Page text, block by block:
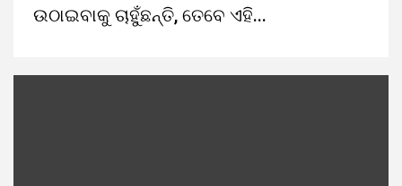
ଉଠାଇବାକୁ ଚାହୁଁଛନ୍ତି, ତେବେ ଏହି...